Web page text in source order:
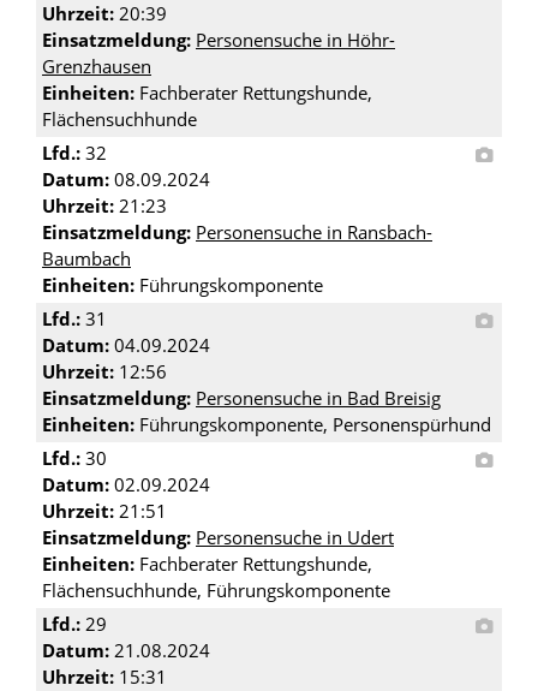
Uhrzeit: 20:39
Einsatzmeldung: Personensuche in Höhr-
Grenzhausen
Einheiten: Fachberater Rettungshunde,
Flächensuchhunde
Lfd.: 32
Datum: 08.09.2024
Uhrzeit: 21:23
Einsatzmeldung: Personensuche in Ransbach-
Baumbach
Einheiten: Führungskomponente
Lfd.: 31
Datum: 04.09.2024
Uhrzeit: 12:56
Einsatzmeldung: Personensuche in Bad Breisig
Einheiten: Führungskomponente, Personenspürhund
Lfd.: 30
Datum: 02.09.2024
Uhrzeit: 21:51
Einsatzmeldung: Personensuche in Udert
Einheiten: Fachberater Rettungshunde,
Flächensuchhunde, Führungskomponente
Lfd.: 29
Datum: 21.08.2024
Uhrzeit: 15:31